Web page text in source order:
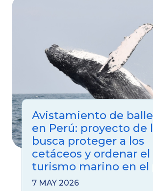
Avistamiento de
en Perú: proyecto de
busca proteger a los
cetáceos y ordenar el
turismo marino en el
7 MAY 2026